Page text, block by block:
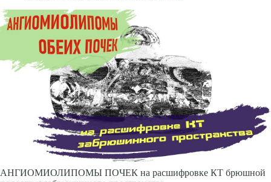
АНГИОМИОЛИПОМЫ ПОЧЕК на расшифровке КТ брюшной